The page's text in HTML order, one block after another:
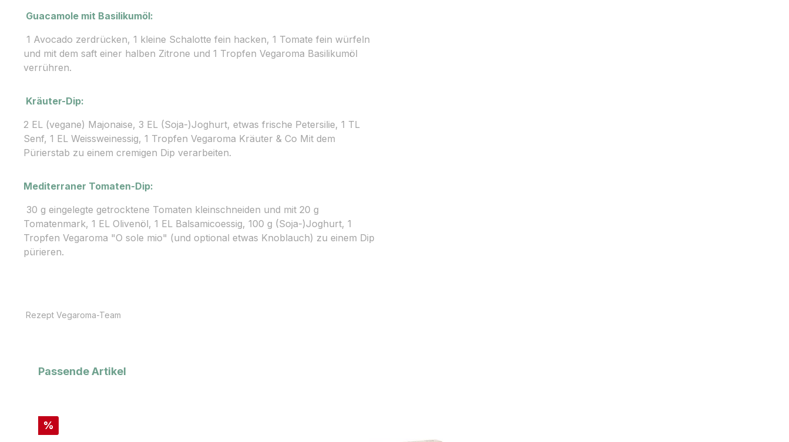
Guacamole mit Basilikumöl:
1 Avocado zerdrücken, 1 kleine Schalotte fein hacken, 1 Tomate fein würfeln
und mit dem saft einer halben Zitrone und 1 Tropfen Vegaroma Basilikumöl
verrühren.
Kräuter-Dip:
2 EL (vegane) Majonaise, 3 EL (Soja-)Joghurt, etwas frische Petersilie, 1 TL
Senf, 1 EL Weissweinessig, 1 Tropfen Vegaroma Kräuter & Co Mit dem
Pürierstab zu einem cremigen Dip verarbeiten.
Mediterraner Tomaten-Dip:
30 g eingelegte getrocktene Tomaten kleinschneiden und mit 20 g
Tomatenmark, 1 EL Olivenöl, 1 EL Balsamicoessig, 100 g (Soja-)Joghurt, 1
Tropfen Vegaroma "O sole mio" (und optional etwas Knoblauch) zu einem Dip
pürieren.
Rezept Vegaroma-Team
Produktgalerie überspringen
Passende Artikel
Rabatt
%